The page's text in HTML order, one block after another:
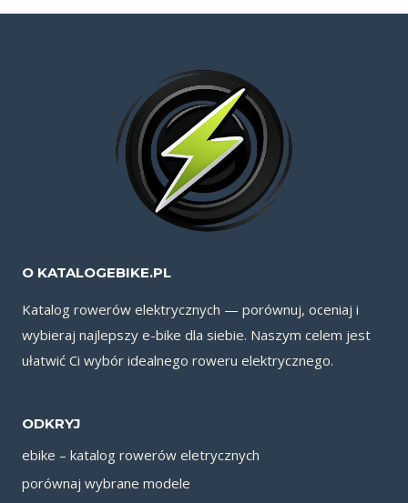
O KATALOGEBIKE.PL
Katalog rowerów elektrycznych — porównuj, oceniaj i
wybieraj najlepszy e-bike dla siebie. Naszym celem jest
ułatwić Ci wybór idealnego roweru elektrycznego.
ODKRYJ
ebike – katalog rowerów eletrycznych
porównaj wybrane modele